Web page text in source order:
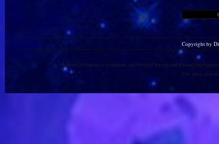
Copyright by
Warlords of Draenor is a trademark, and World of Warcraft and Blizzard
This site is in no